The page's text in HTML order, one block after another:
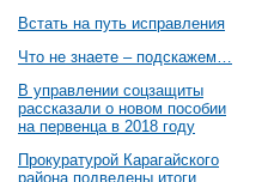
Встать на путь исправления
Что не знаете – подскажем…
В управлении соцзащиты
рассказали о новом пособии
на первенца в 2018 году
Прокуратурой Карагайского
района подведены итоги